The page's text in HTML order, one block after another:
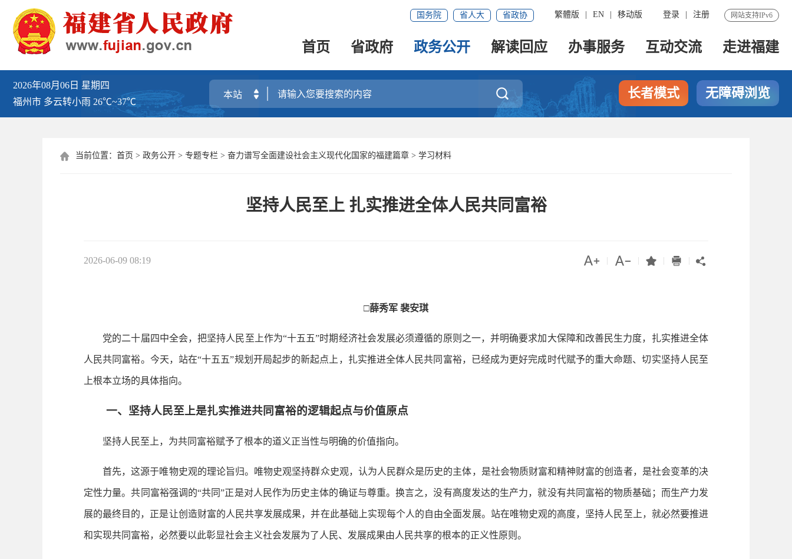
网站支持IPv6
登录 注册
繁體版 EN 移动版
国务院 省人大 省政协
首页 省政府 政务公开 解读回应 办事服务 互动交流 走进福建
2026年08月06日 星期四
福州市 多云转小雨 26℃~37℃
 长者模式 无障碍浏览
 当前位置： 首页 > 政务公开 > 专题专栏 > 奋力谱写全面建设社会主义现代化国家的福建篇章 > 学习材料
坚持人民至上 扎实推进全体人民共同富裕
2026-06-09 08:19     
□薛秀军 裴安琪
党的二十届四中全会，把坚持人民至上作为“十五五”时期经济社会发展必须遵循的原则之一，并明确要求加大保障和改善民生力度，扎实推进全体
人民共同富裕。今天，站在“十五五”规划开局起步的新起点上，扎实推进全体人民共同富裕，已经成为更好完成时代赋予的重大命题、切实坚持人民至
上根本立场的具体指向。
一、坚持人民至上是扎实推进共同富裕的逻辑起点与价值原点
坚持人民至上，为共同富裕赋予了根本的道义正当性与明确的价值指向。
首先，这源于唯物史观的理论旨归。唯物史观坚持群众史观，认为人民群众是历史的主体，是社会物质财富和精神财富的创造者，是社会变革的决
定性力量。共同富裕强调的“共同”正是对人民作为历史主体的确证与尊重。换言之，没有高度发达的生产力，就没有共同富裕的物质基础；而生产力发
展的最终目的，正是让创造财富的人民共享发展成果，并在此基础上实现每个人的自由全面发展。站在唯物史观的高度，坚持人民至上，就必然要推进
和实现共同富裕，必然要以此彰显社会主义社会发展为了人民、发展成果由人民共享的根本的正义性原则。